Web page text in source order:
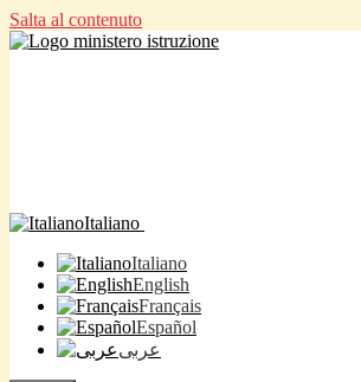
Salta al contenuto
Italiano
Italiano
English
Français
Español
عربى